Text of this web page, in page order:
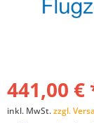
441,00 €
inkl. MwSt.zzgl.